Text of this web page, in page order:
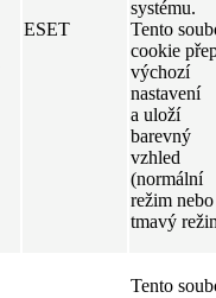
ESET
systému.
Tento
cookie
výchozí
nastavení
a uloží
barevný
vzhled
(normální
režim nebo
tmavý
Tento